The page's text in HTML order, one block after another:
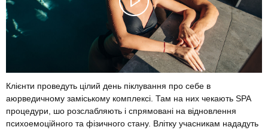
Клієнти проведуть цілий день піклування про себе в
аюрведичному заміському комплексі. Там на них чекають SPA
процедури, шо розслабляють і спрямовані на відновлення
психоемоційного та фізичного стану. Влітку учасникам нададуть